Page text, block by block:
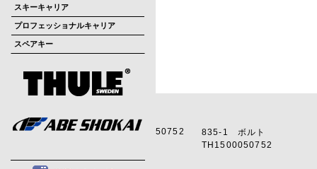
スキーキャリア
プロフェッショナルキャリア
スペアキー
50752 835-1 ボルト
TH1500050752